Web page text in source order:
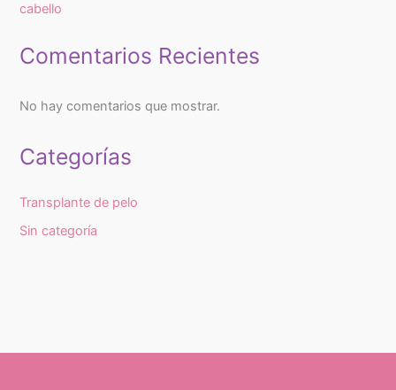
cabello
Comentarios Recientes
No hay comentarios que mostrar.
Categorías
Transplante de pelo
Sin categoría